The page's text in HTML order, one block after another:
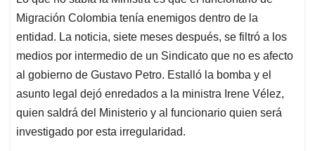
Migración Colombia tenía enemigos dentro de la
entidad. La noticia, siete meses después, se filtró a los
medios por intermedio de un Sindicato que no es afecto
al gobierno de Gustavo Petro. Estalló la bomba y el
asunto legal dejó enredados a la ministra Irene Vélez,
quien saldrá del Ministerio y al funcionario quien será
investigado por esta irregularidad.